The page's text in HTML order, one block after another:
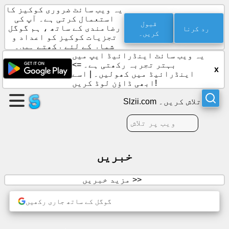
ایک
صفحہ
بنائیں
گروپ
بنائیں
تفریح
سماجی
یہ ویب سائٹ ضروری کوکیز کا
استعمال کرتی ہے۔ آپ کی
رضامندی کے ساتھ ، ہم گوگل
تجزیات کوکیز کو اعداد و
شمار کے لئے رکھتے ہیں۔
قبول
کریں۔
رد کرنا
یہ ویب سائٹ اینڈرائیڈ ایپ میں
بہتر تجربہ رکھتی ہے۔ =>
اینڈرائیڈ میں کھولیں۔
اسے
ابھی ڈاؤن لوڈ کریں!
x
Slzii.com تلاش کریں۔
خبریں
مزید خبریں >>
گوگل کے ساتھ جاری رکھیں